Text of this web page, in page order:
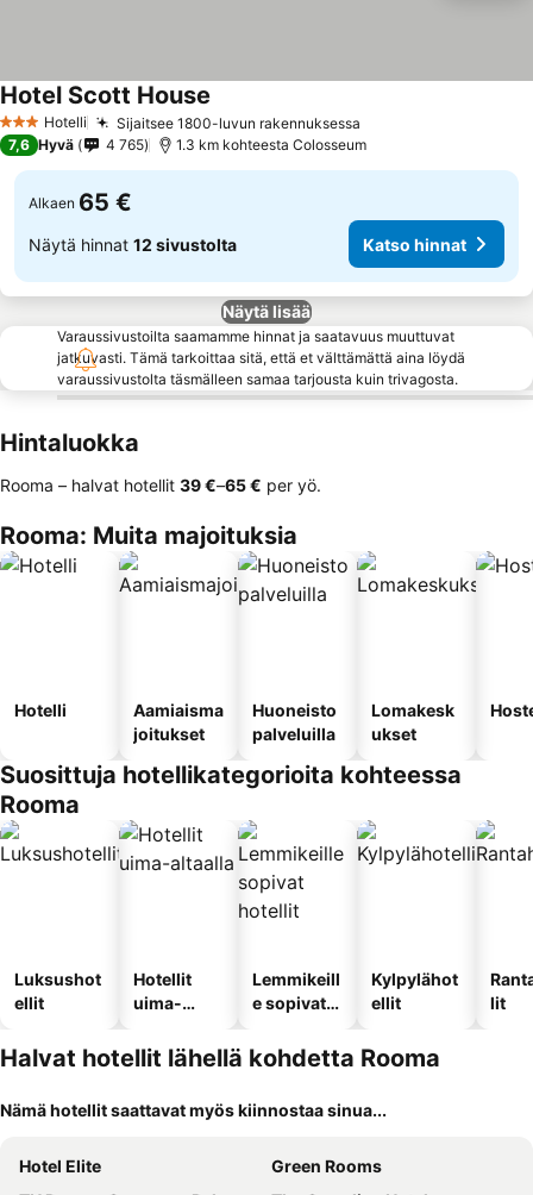
3 Tähtiluokitus
Hotelli Sijaitsee 1800-luvun rakennuksessa
Hotel Scott House
7,6 Hyvä 4 765 1.3 km kohteesta Colosseum
Alkaen 65 €
Näytä hinnat 12 sivustolta Katso hinnat
Näytä lisää
Varaussivustoilta saamamme hinnat ja saatavuus muuttuvat
jatkuvasti. Tämä tarkoittaa sitä, että et välttämättä aina löydä
varaussivustolta täsmälleen samaa tarjousta kuin trivagosta.
Hintaluokka
Rooma – halvat hotellit ‎39 €–‎65 € per yö.
Rooma: Muita majoituksia
Hotelli
Aamiaisma
joitukset
Huoneisto
palveluilla
Lomakesk
ukset
Suosittuja hotellikategorioita kohteessa
Rooma
Luksushot
ellit
Hotellit
uima-
Lemmikeill
e sopivat
Kylpylähot
ellit
lit
Halvat hotellit lähellä kohdetta Rooma
Nämä hotellit saattavat myös kiinnostaa sinua...
Hotel Elite
Green Rooms